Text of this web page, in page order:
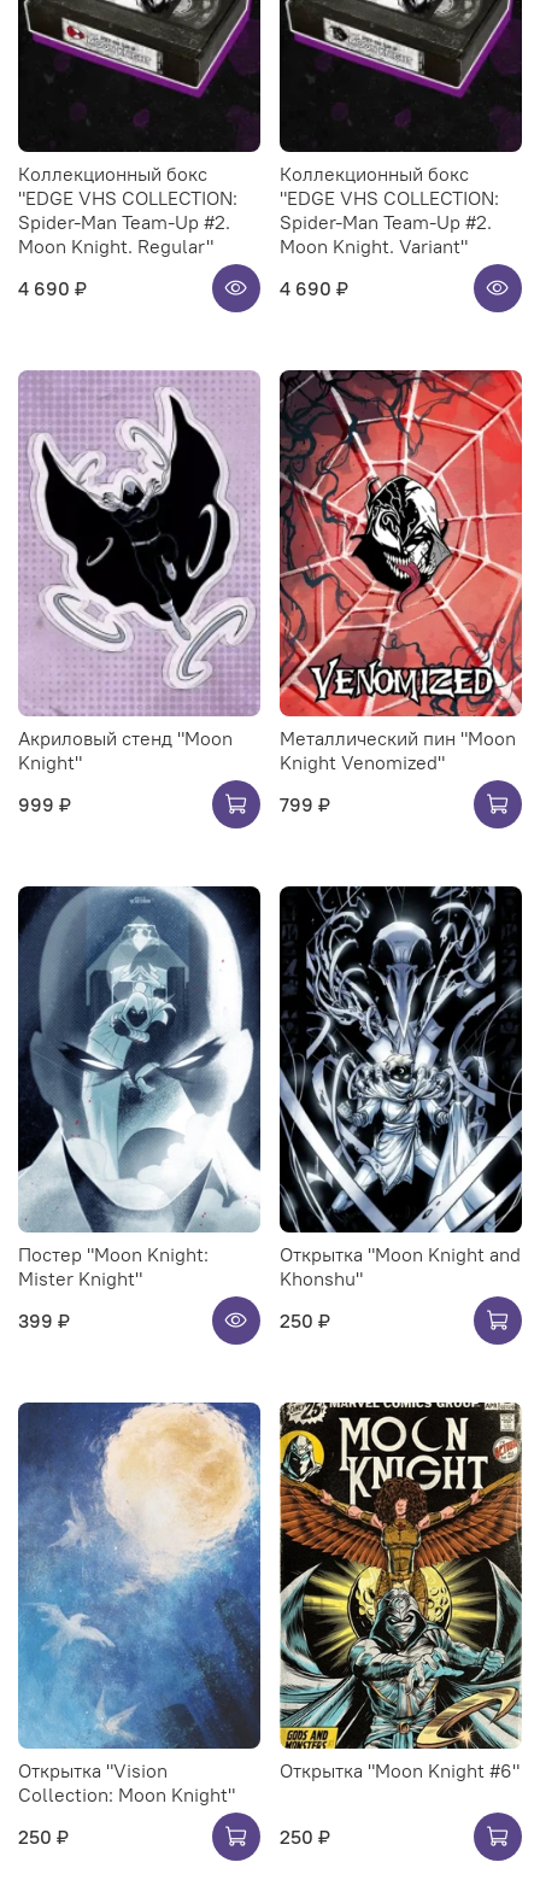
Коллекционный бокс
"EDGE VHS COLLECTION:
Spider-Man Team-Up #2.
Moon Knight. Regular"
4 690 ₽
Коллекционный бокс
"EDGE VHS COLLECTION:
Spider-Man Team-Up #2.
Moon Knight. Variant"
4 690 ₽
Акриловый стенд "Moon
Knight"
999 ₽
Металлический пин "Moon
Knight Venomized"
799 ₽
Постер "Moon Knight:
Mister Knight"
399 ₽
Открытка "Moon Knight and
Khonshu"
250 ₽
Открытка "Vision
Collection: Moon Knight"
250 ₽
Открытка "Moon Knight #6"
250 ₽